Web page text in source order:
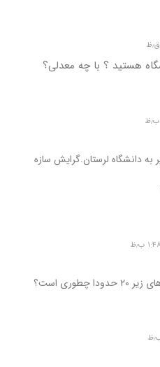
هستید ؟ با چه معدلی؟
به دانشگاه لرستان.گرایش سازه
است؟